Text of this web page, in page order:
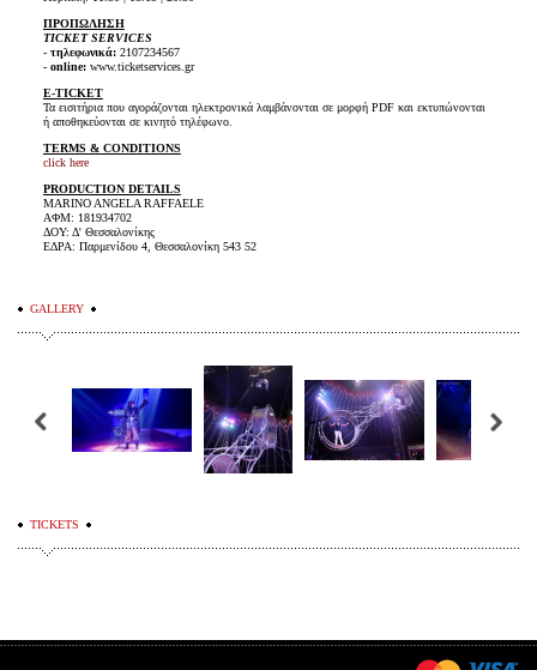
ΠΡΟΠΩΛΗΣΗ
TICKET SERVICES
- τηλεφωνικά:2107234567
- online:www.ticketservices.gr
E-TICKET
Τα εισιτήρια που αγοράζονται ηλεκτρονικά λαμβάνονται σε μορφή PDF και εκτυπώνονται
ή αποθηκεύονται σε κινητό τηλέφωνο.
TERMS & CONDITIONS
click here
PRODUCTION DETAILS
MARINO ANGELA RAFFAELE
ΑΦΜ: 181934702
ΔΟΥ: Δ' Θεσσαλονίκης
ΕΔΡΑ: Παρμενίδου 4, Θεσσαλονίκη 543 52
GALLERY
TICKETS